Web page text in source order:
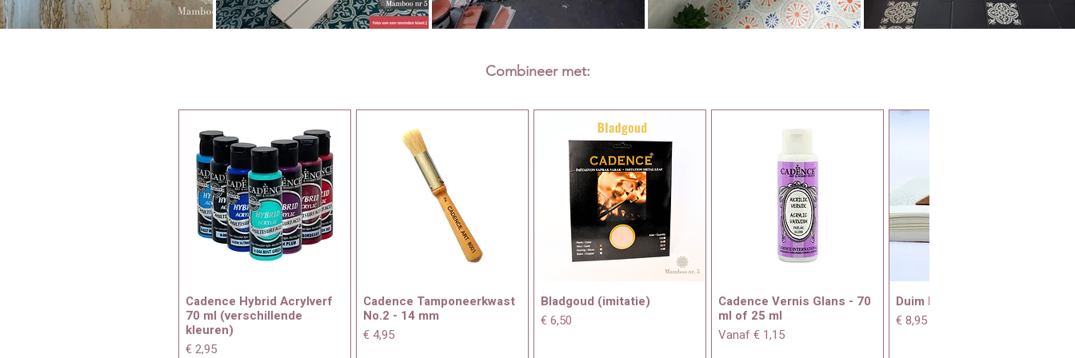
Combineer met:
Cadence Hybrid Acrylverf
70 ml (verschillende
kleuren)
Prijs
€ 2,95
Cadence Tamponeerkwast
No.2 - 14 mm
Prijs
€ 4,95
Bladgoud (imitatie)
Prijs
€ 6,50
Cadence Vernis Glans - 70
ml of 25 ml
Vanaf€ 1,15
Verkoopprijs
Duim boekenhouder
Prijs
€ 8,95